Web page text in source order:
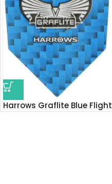
Harrows Graflite Blue Flight